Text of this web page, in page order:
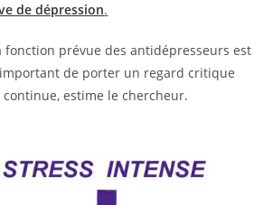
de dépression.
fonction prévue des antidépresseurs est
de porter un regard critique
estime le chercheur.